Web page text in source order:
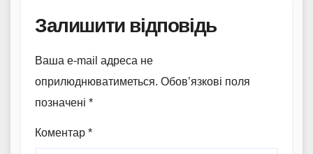
Залишити відповідь
Ваша e-mail адреса не
оприлюднюватиметься. Обов’язкові поля
позначені *
Коментар *